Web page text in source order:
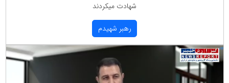
شهادت میكردند
رهبر شهیدم